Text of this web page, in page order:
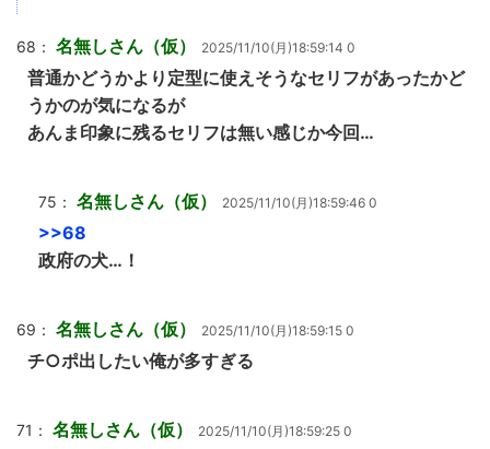
68： 名無しさん（仮） 2025/11/10(月)18:59:14 0
普通かどうかより定型に使えそうなセリフがあったかど
うかのが気になるが
あんま印象に残るセリフは無い感じか今回…
75： 名無しさん（仮） 2025/11/10(月)18:59:46 0
>>68
政府の犬…！
69： 名無しさん（仮） 2025/11/10(月)18:59:15 0
チ○ポ出したい俺が多すぎる
71： 名無しさん（仮） 2025/11/10(月)18:59:25 0